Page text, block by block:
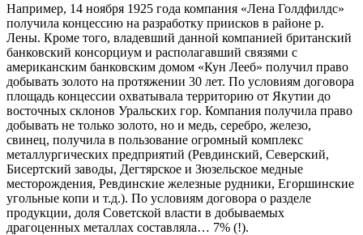
Например, 14 ноября 1925 года компания «Лена Голдфилдс»
получила концессию на разработку приисков в районе р.
Лены. Кроме того, владевший данной компанией британский
банковский консорциум и располагавший связями с
американским банковским домом «Кун Лееб» получил право
добывать золото на протяжении 30 лет. По условиям договора
площадь концессии охватывала территорию от Якутии до
восточных склонов Уральских гор. Компания получила право
добывать не только золото, но и медь, серебро, железо,
свинец, получила в пользование огромный комплекс
металлургических предприятий (Ревдинский, Северский,
Бисертский заводы, Дегтярское и Зюзельское медные
месторождения, Ревдинские железные рудники, Егоршинские
угольные копи и т.д.). По условиям договора о разделе
продукции, доля Советской власти в добываемых
драгоценных металлах составляла… 7% (!).